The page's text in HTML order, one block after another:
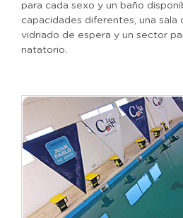
para cada sexo y un baño
capacidades diferentes, una sala
vidriado de espera y un sector
natatorio.